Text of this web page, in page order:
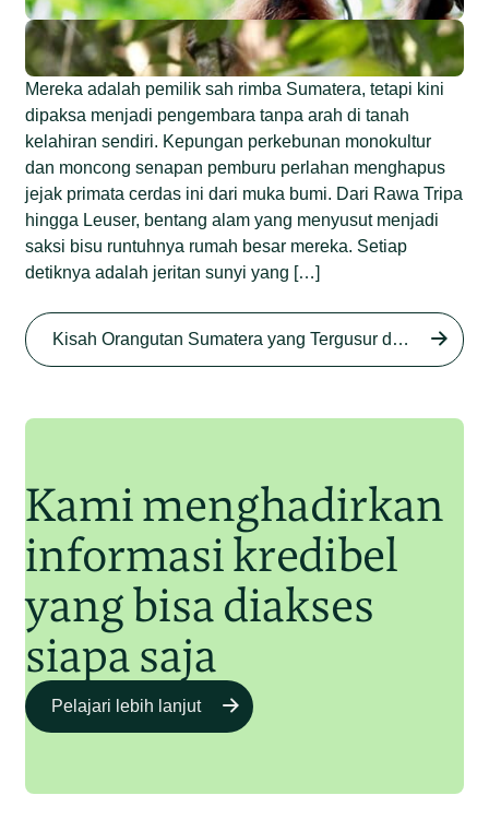
Sumatera di Rawa Tripa
Junaidi Hanafiah 27 Agu 2025
Begini Modus Perburuan
Mereka adalah pemilik sah rimba Sumatera, tetapi kini
dipaksa menjadi pengembara tanpa arah di tanah
kelahiran sendiri. Kepungan perkebunan monokultur
dan moncong senapan pemburu perlahan menghapus
jejak primata cerdas ini dari muka bumi. Dari Rawa Tripa
hingga Leuser, bentang alam yang menyusut menjadi
saksi bisu runtuhnya rumah besar mereka. Setiap
detiknya adalah jeritan sunyi yang […]
Kisah Orangutan Sumatera yang Tergusur dari Rumah Sendiri series
Kami menghadirkan
informasi kredibel
yang bisa diakses
siapa saja
Pelajari lebih lanjut